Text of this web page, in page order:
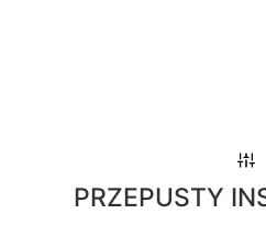
PRZEPUSTY